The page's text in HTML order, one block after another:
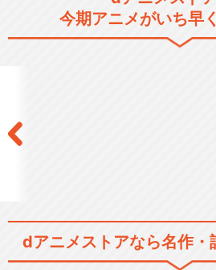
今期アニメがいち早
dアニメストアなら名作・